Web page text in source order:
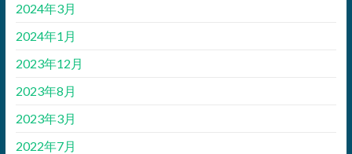
2024年3月
2024年1月
2023年12月
2023年8月
2023年3月
2022年7月